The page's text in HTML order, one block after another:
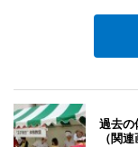
過去の
（関連